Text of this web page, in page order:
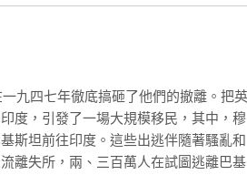
外交最高殿堂的迷人旅程。本書穿插了
人風格，對所有熱中外交職涯和渴望從
合國副祕書長、前印度政府部長
的了解――更能說明這個轉變是如何以
位亞洲最有影響力的思想家引人入勝的
度，引發了一場大規模移民，其中，穆
斯坦前往印度。這些出逃伴隨著騷亂和
離失所，兩、三百萬人在試圖逃離巴基